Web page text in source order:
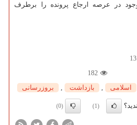
در عرصه ارجاع پرونده را برطرف
182
اسلامی , بازداشت , بروزرسانی
(1)
(0)